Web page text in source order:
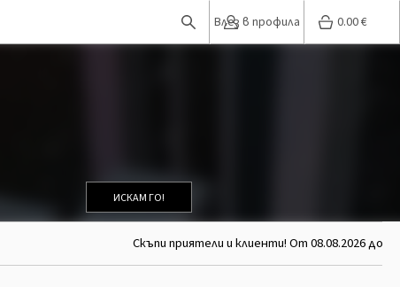
Влез в профила 0.00€
ИСКАМ ГО!
Скъпи приятели и клиенти! От 08.08.2026 до